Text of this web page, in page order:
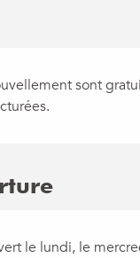
sont
le lundi, le